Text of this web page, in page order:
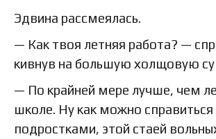
Эдвина рассмеялась.
— Как твоя летняя работа? —
кивнув на большую холщовую
— По крайней мере лучше, чем
школе. Ну как можно справиться
подростками, этой стаей